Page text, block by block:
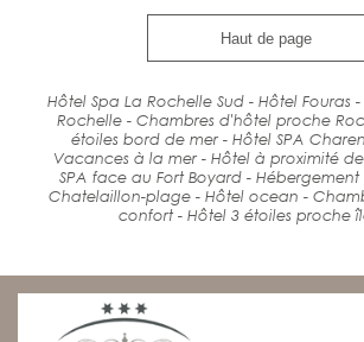
Haut de page
Hôtel Spa La Rochelle Sud - Hôtel Fouras
Rochelle - Chambres d'hôtel proche
étoiles bord de mer - Hôtel SPA
Vacances à la mer - Hôtel à proximité
SPA face au Fort Boyard -
Chatelaillon-plage - Hôtel ocean -
confort - Hôtel 3 étoiles proche